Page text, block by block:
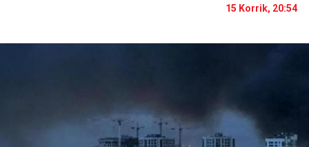
15 Korrik, 20:54